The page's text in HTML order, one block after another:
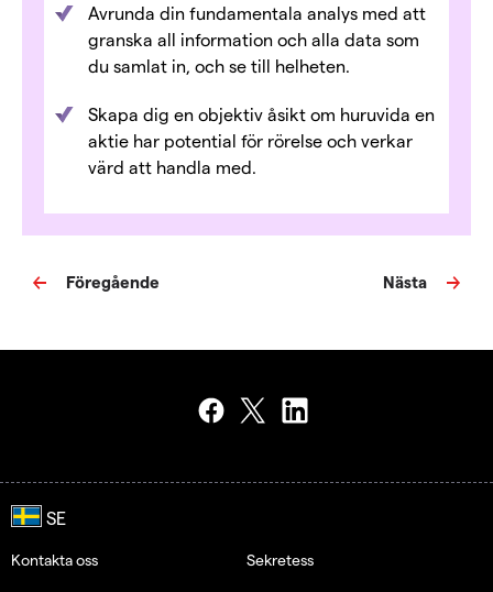
Avrunda din fundamentala analys med att
granska all information och alla data som
du samlat in, och se till helheten.
Skapa dig en objektiv åsikt om huruvida en
aktie har potential för rörelse och verkar
värd att handla med.
Föregående Nästa
Kontakta oss Sekretess